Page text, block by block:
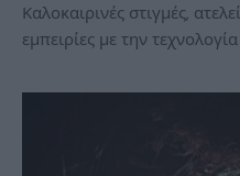
Καλοκαιρινές στιγμές,
εμπειρίες με την